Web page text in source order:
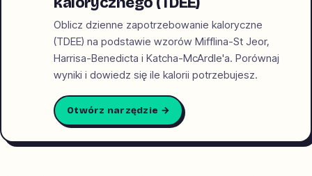
Oblicz dzienne zapotrzebowanie kaloryczne
(TDEE) na podstawie wzorów Mifflina-St Jeor,
Harrisa-Benedicta i Katcha-McArdle'a. Porównaj
wyniki i dowiedz się ile kalorii potrzebujesz.
Otwórz narzędzie →